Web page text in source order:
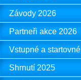
Závody 2026
Partneři akce 2026
Vstupné a
Shrnutí 2025